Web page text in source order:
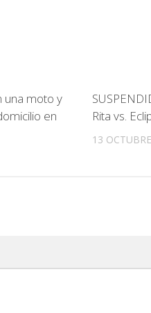
una moto y
en
Rita vs.
13